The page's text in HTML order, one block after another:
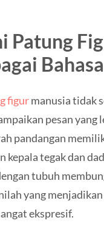
Patung
figurmanusia tidak
pesan yang
pandangan
kepala tegak dan
tubuh
yang
ekspresif.